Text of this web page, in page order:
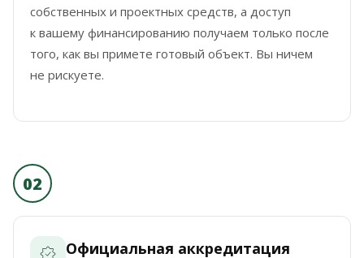
собственных и проектных средств, а доступ
к вашему финансированию получаем только после
того, как вы примете готовый объект. Вы ничем
не рискуете.
02
Официальная аккредитация